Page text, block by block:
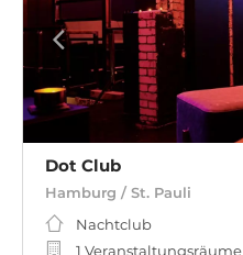
Dot Club
Hamburg / St. Pauli
Nachtclub
1 Veranstaltungsräume